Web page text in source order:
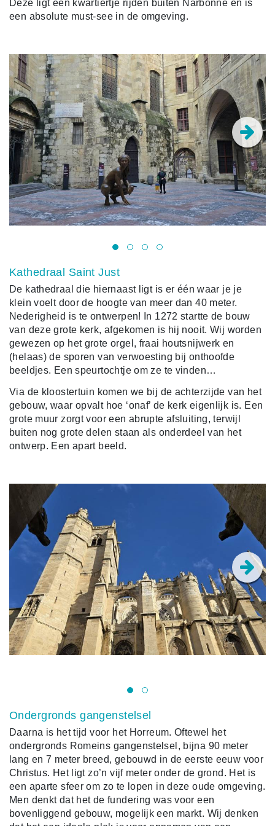
Deze ligt een kwartiertje rijden buiten Narbonne en is
een absolute must-see in de omgeving.
Kathedraal Saint Just
De kathedraal die hiernaast ligt is er één waar je je
klein voelt door de hoogte van meer dan 40 meter.
Nederigheid is te ontwerpen! In 1272 startte de bouw
van deze grote kerk, afgekomen is hij nooit. Wij worden
gewezen op het grote orgel, fraai houtsnijwerk en
(helaas) de sporen van verwoesting bij onthoofde
beeldjes. Een speurtochtje om ze te vinden…
Via de kloostertuin komen we bij de achterzijde van het
gebouw, waar opvalt hoe ‘onaf’ de kerk eigenlijk is. Een
grote muur zorgt voor een abrupte afsluiting, terwijl
buiten nog grote delen staan als onderdeel van het
ontwerp. Een apart beeld.
Ondergronds gangenstelsel
Daarna is het tijd voor het Horreum. Oftewel het
ondergronds Romeins gangenstelsel, bijna 90 meter
lang en 7 meter breed, gebouwd in de eerste eeuw voor
Christus. Het ligt zo’n vijf meter onder de grond. Het is
een aparte sfeer om zo te lopen in deze oude omgeving.
Men denkt dat het de fundering was voor een
bovenliggend gebouw, mogelijk een markt. Wij denken